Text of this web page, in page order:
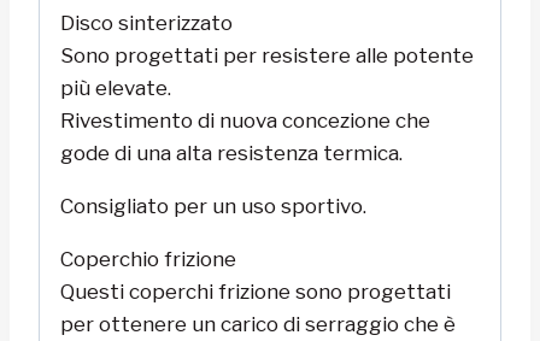
Disco sinterizzato
Sono progettati per resistere alle potente
più elevate.
Rivestimento di nuova concezione che
gode di una alta resistenza termica.
Consigliato per un uso sportivo.
Coperchio frizione
Questi coperchi frizione sono progettati
per ottenere un carico di serraggio che è